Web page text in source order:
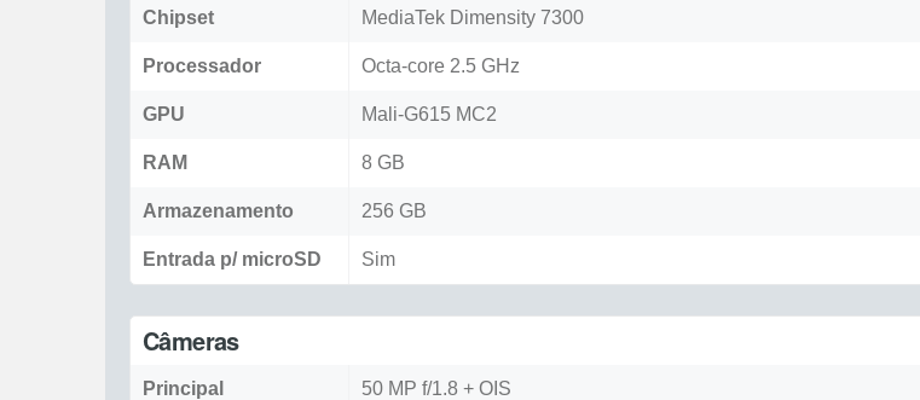
Chipset MediaTek Dimensity 7300
Processador Octa-core 2.5 GHz
GPU Mali-G615 MC2
RAM 8 GB
Armazenamento 256 GB
Entrada p/ microSD Sim
Câmeras
Principal 50 MP f/1.8 + OIS